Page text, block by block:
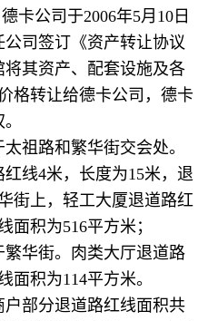
卡公司于2006年5月10日
司签订《资产转让协议
其资产、配套设施及各
格转让给德卡公司，德卡
路和繁华街交会处。
线4米，长度为15米，退
街上，轻工大厦退道路红
面积为516平方米；
华街。肉类大厅退道路
面积为114平方米。
部分退道路红线面积共